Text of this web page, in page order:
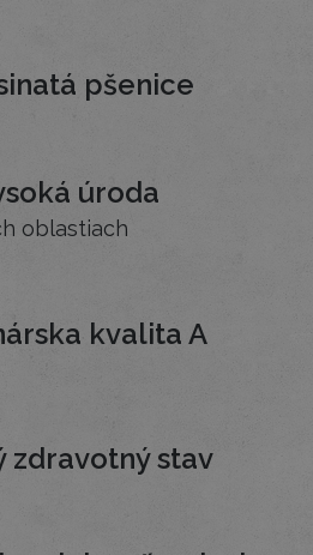
pšenice
úroda
oblastiach
kvalita A
zdravotný stav